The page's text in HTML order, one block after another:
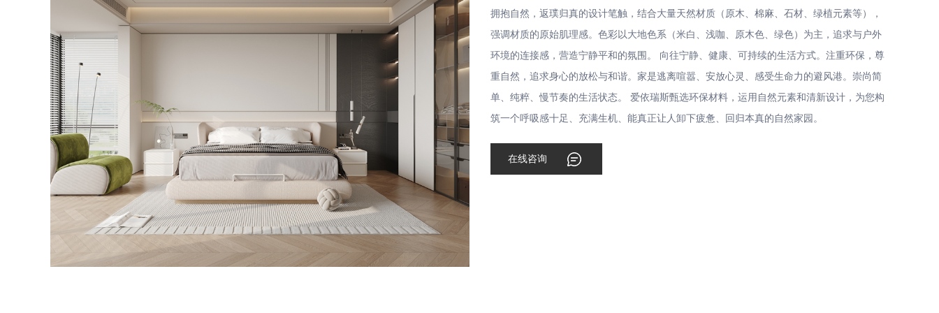
拥抱自然，返璞归真的设计笔触，结合大量天然材质（原木、棉麻、石材、绿植元素等），
强调材质的原始肌理感。色彩以大地色系（米白、浅咖、原木色、绿色）为主，追求与户外
环境的连接感，营造宁静平和的氛围。 向往宁静、健康、可持续的生活方式。注重环保，尊
重自然，追求身心的放松与和谐。家是逃离喧嚣、安放心灵、感受生命力的避风港。崇尚简
单、纯粹、慢节奏的生活状态。 爱依瑞斯甄选环保材料，运用自然元素和清新设计，为您构
筑一个呼吸感十足、充满生机、能真正让人卸下疲惫、回归本真的自然家园。
在线咨询